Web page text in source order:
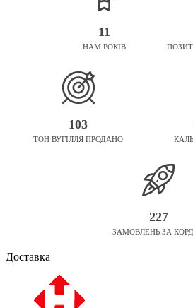
11
НАМ РОКІВ
103
ТОН ВУГІЛЛЯ ПРОДАНО
227
ЗАМОВЛЕНЬ ЗА
Доставка